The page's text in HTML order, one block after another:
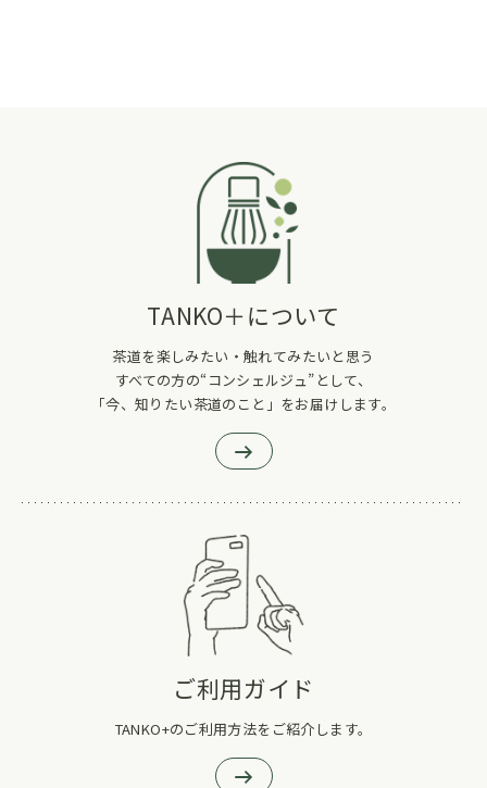
TANKO＋について
茶道を楽しみたい・触れてみたいと思う
すべての方の“コンシェルジュ”として、
「今、知りたい茶道のこと」をお届けします。
ご利用ガイド
TANKO+のご利用方法をご紹介します。